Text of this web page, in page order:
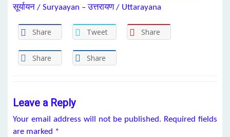
सूर्यायन / Suryaayan – उत्तरायण / Uttarayana
Share Tweet Share
Share Share
Leave a Reply
Your email address will not be published. Required fields
are marked *